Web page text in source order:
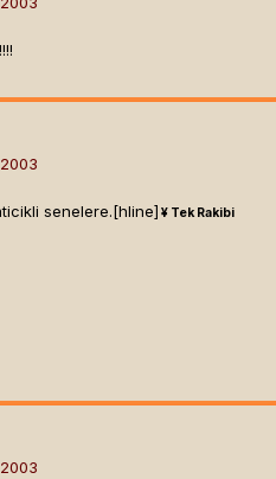
senelere.[hline] ¥ Tek Rakibi